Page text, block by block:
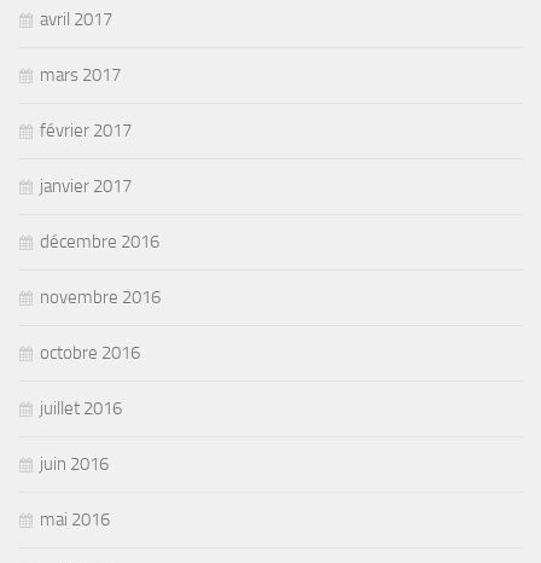
avril 2017
mars 2017
février 2017
janvier 2017
décembre 2016
novembre 2016
octobre 2016
juillet 2016
juin 2016
mai 2016